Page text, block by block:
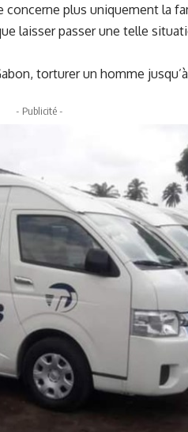
plus uniquement la
laisser passer une telle
torturer un homme
- Publicité -